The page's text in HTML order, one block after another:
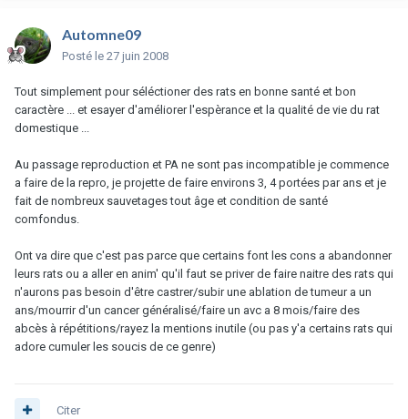
Automne09
Posté le 27 juin 2008
Tout simplement pour séléctioner des rats en bonne santé et bon
caractère ... et esayer d'améliorer l'espèrance et la qualité de vie du rat
domestique ...
Au passage reproduction et PA ne sont pas incompatible je commence
a faire de la repro, je projette de faire environs 3, 4 portées par ans et je
fait de nombreux sauvetages tout âge et condition de santé
comfondus.
Ont va dire que c'est pas parce que certains font les cons a abandonner
leurs rats ou a aller en anim' qu'il faut se priver de faire naitre des rats qui
n'aurons pas besoin d'être castrer/subir une ablation de tumeur a un
ans/mourrir d'un cancer généralisé/faire un avc a 8 mois/faire des
abcès à répétitions/rayez la mentions inutile (ou pas y'a certains rats qui
adore cumuler les soucis de ce genre)
Citer